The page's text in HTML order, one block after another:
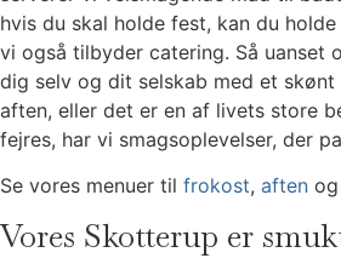
hvis du skal holde fest, kan du
vi også tilbyder catering. Så
dig selv og dit selskab med et
aften, eller det er en af livets store
fejres, har vi smagsoplevelser, der
Se vores menuer til frokost, aften
Vores Skotterup er